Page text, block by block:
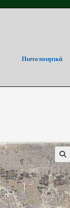
Πιστοποιητικά